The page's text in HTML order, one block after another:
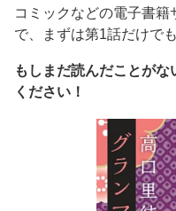
コミックなどの電子書
で、まずは第1話だけで
もしまだ読んだことが
ください！